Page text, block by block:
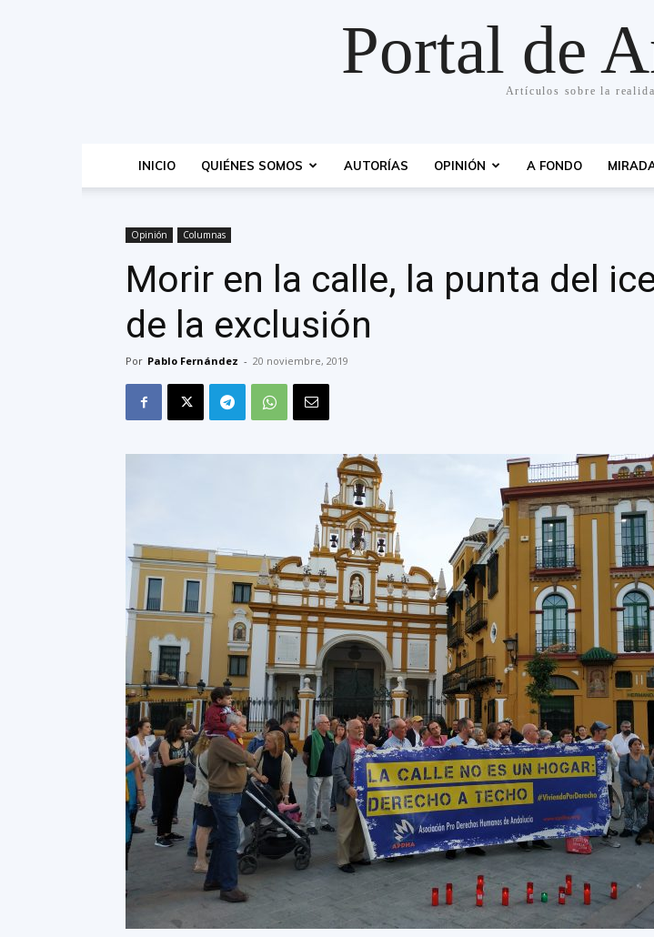
Portal de
Artículos sobre la
INICIO QUIÉNES SOMOS AUTORÍAS OPINIÓN A FONDO
Opinión Columnas
Morir en la calle, la punta del
de la exclusión
Por Pablo Fernández - 20 noviembre, 2019